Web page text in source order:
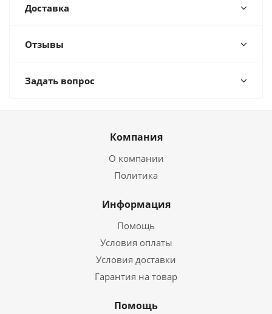
Доставка
Отзывы
Задать вопрос
Компания
О компании
Политика
Информация
Помощь
Условия оплаты
Условия доставки
Гарантия на товар
Помощь